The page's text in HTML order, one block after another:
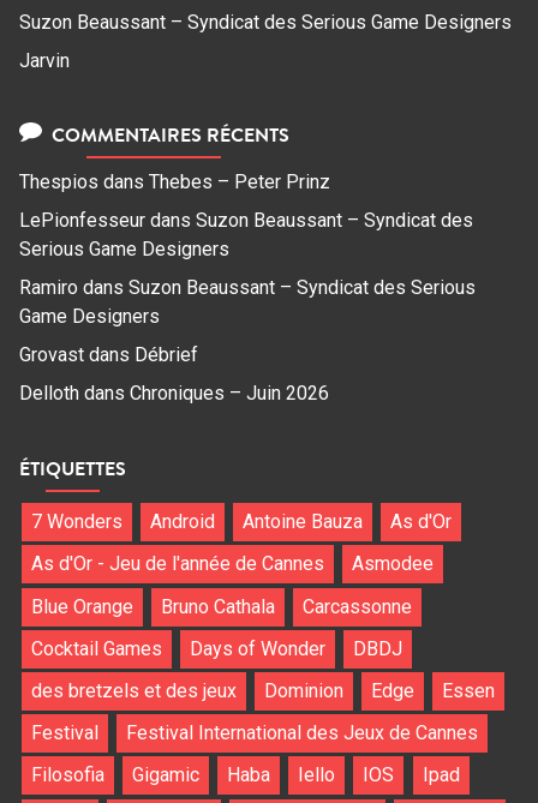
Suzon Beaussant – Syndicat des Serious Game Designers
Jarvin
COMMENTAIRES RÉCENTS
Thespios dans Thebes – Peter Prinz
LePionfesseur dans Suzon Beaussant – Syndicat des
Serious Game Designers
Ramiro dans Suzon Beaussant – Syndicat des Serious
Game Designers
Grovast dans Débrief
Delloth dans Chroniques – Juin 2026
ÉTIQUETTES
7 Wonders Android Antoine Bauza
As d'Or
As d'Or - Jeu de l'année de Cannes
Asmodee
Blue Orange
Bruno Cathala
Carcassonne
Cocktail Games
Days of Wonder
DBDJ
des bretzels et des jeux
Dominion Edge
Essen
Festival
Festival International des Jeux de Cannes
Filosofia
Gigamic Haba Iello IOS Ipad